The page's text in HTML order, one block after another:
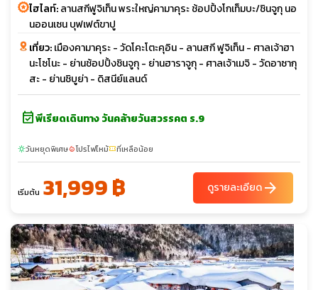
ไฮไลท์:ลานสกีฟูจิเท็น พระใหญ่คามาคุระ ช้อปปิ้งโกเท็มบะ/ชินจูกุ นอ
นออนเซน บุฟเฟต์ขาปู
เที่ยว:เมืองคามาคุระ - วัดโคะโตะคุอิน - ลานสกี ฟูจิเท็น - ศาลเจ้าฮา
นะโซโนะ - ย่านช้อปปิ้งชินจูกุ - ย่านฮาราจูกุ - ศาลเจ้าเมจิ - วัดอาซากุ
สะ - ย่านชิบูย่า - ดิสนีย์แลนด์
event_availableพีเรียดเดินทาง วันคล้ายวันสวรรคต ร.9
sunnyวันหยุดพิเศษlocal_fire_departmentโปรไฟไหม้confirmation_numberที่เหลือน้อย
เริ่มต้น 31,999 ฿ ดูรายละเอียดarrow_forward